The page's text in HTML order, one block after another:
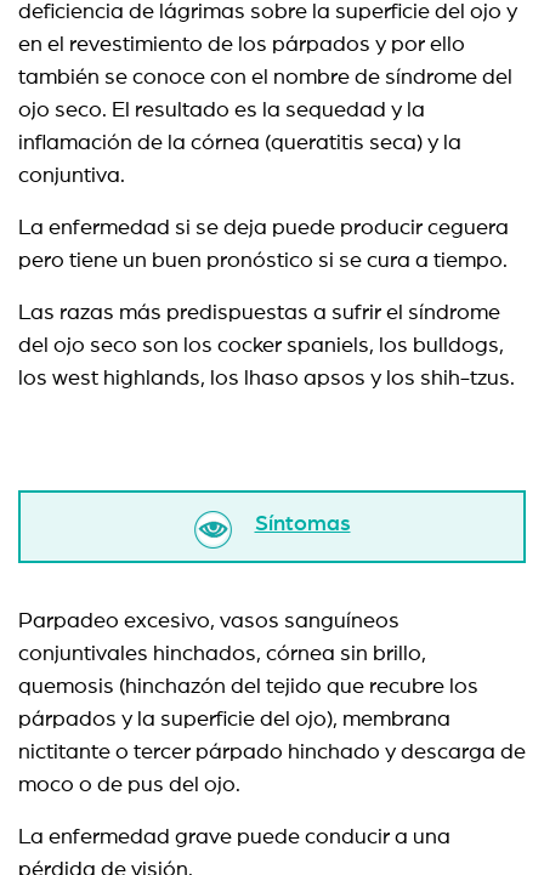
deficiencia de lágrimas sobre la superficie del ojo y
en el revestimiento de los párpados y por ello
también se conoce con el nombre de síndrome del
ojo seco. El resultado es la sequedad y la
inflamación de la córnea (queratitis seca) y la
conjuntiva.
La enfermedad si se deja puede producir ceguera
pero tiene un buen pronóstico si se cura a tiempo.
Las razas más predispuestas a sufrir el síndrome
del ojo seco son los cocker spaniels, los bulldogs,
los west highlands, los lhaso apsos y los shih-tzus.
Síntomas
Parpadeo excesivo, vasos sanguíneos
conjuntivales hinchados, córnea sin brillo,
quemosis (hinchazón del tejido que recubre los
párpados y la superficie del ojo), membrana
nictitante o tercer párpado hinchado y descarga de
moco o de pus del ojo.
La enfermedad grave puede conducir a una
pérdida de visión.